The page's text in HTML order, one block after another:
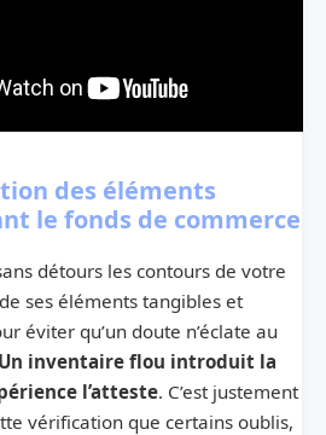
des éléments
le fonds de commerce
détours les contours de votre
ses éléments tangibles et
éviter qu’un doute n’éclate au
Un inventaire flou introduit la
l’atteste. C’est justement
vérification que certains oublis,